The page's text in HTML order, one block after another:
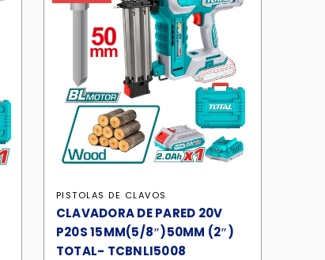
PISTOLAS DE CLAVOS
CLAVADORA DE PARED 20V
P20S 15MM(5/8″)50MM (2″)
TOTAL- TCBNLI5008